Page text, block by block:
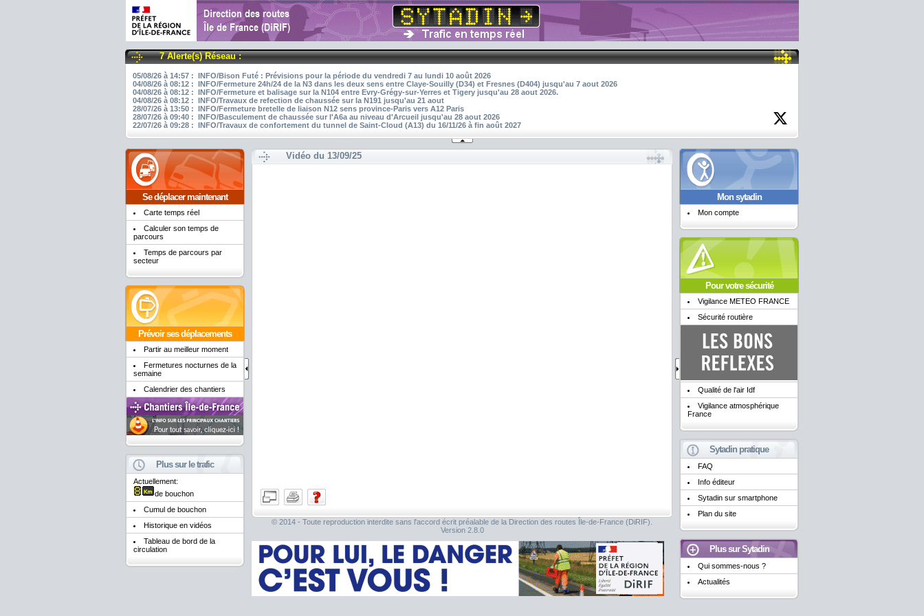
7 Alerte(s) Réseau :
05/08/26 à 14:57 : INFO/Bison Futé : Prévisions pour la période du vendredi 7 au lundi 10 août 2026
04/08/26 à 08:12 : INFO/Fermeture 24h/24 de la N3 dans les deux sens entre Claye-Souilly (D34) et Fresnes (D404) jusqu'au 7 aout 2026
04/08/26 à 08:12 : INFO/Fermeture et balisage sur la N104 entre Evry-Grégy-sur-Yerres et Tigery jusqu'au 28 aout 2026.
04/08/26 à 08:12 : INFO/Travaux de refection de chaussée sur la N191 jusqu'au 21 aout
28/07/26 à 13:50 : INFO/Fermeture bretelle de liaison N12 sens province-Paris vers A12 Paris
28/07/26 à 09:40 : INFO/Basculement de chaussée sur l'A6a au niveau d'Arcueil jusqu'au 28 aout 2026
22/07/26 à 09:28 : INFO/Travaux de confortement du tunnel de Saint-Cloud (A13) du 16/11/26 à fin août 2027
Se déplacer maintenant
Carte temps réel
Calculer son temps de
parcours
Temps de parcours par
secteur
Prévoir ses déplacements
Partir au meilleur moment
Fermetures nocturnes de la
semaine
Calendrier des chantiers
Plus sur le trafic
Actuellement:
de bouchon
Cumul de bouchon
Historique en vidéos
Tableau de bord de la
circulation
Mon sytadin
Mon compte
Pour votre sécurité
Vigilance METEO FRANCE
Sécurité routière
Qualité de l'air Idf
Vigilance atmosphérique
France
Sytadin pratique
FAQ
Info éditeur
Sytadin sur smartphone
Plan du site
Plus sur Sytadin
Qui sommes-nous ?
Actualités
Vidéo du 13/09/25
© 2014 - Toute reproduction interdite sans l'accord écrit préalable de la Direction des routes Île-de-France (DiRIF).
Version 2.8.0